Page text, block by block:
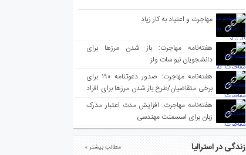
مهاجرت و اعتیاد به کار زیاد
هفته‌نامه مهاجرت: باز شدن مرزها برای
دانشجویان نیو سات ولز
هفته‌نامه مهاجرت: صدور دعوتنامه ۱۹۰ برای
برخی متقاضیان/طرح باز شدن مرزها برای افراد
واکسینه شده
هفته‌نامه مهاجرت: افزایش مدت اعتبار مدرک
زبان برای اسسمنت مهندسی
زندگی در استرالیا مطالب بیشتر »